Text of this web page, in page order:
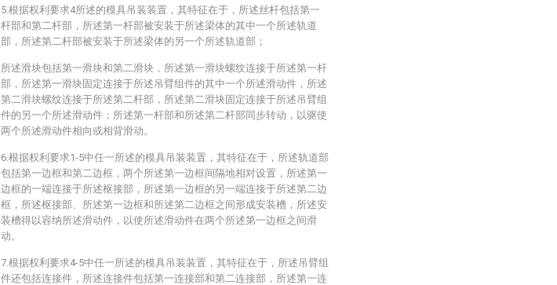
5.根据权利要求4所述的模具吊装装置，其特征在于，所述丝杆包括第一
杆部和第二杆部，所述第一杆部被安装于所述梁体的其中一个所述轨道
部，所述第二杆部被安装于所述梁体的另一个所述轨道部；
所述滑块包括第一滑块和第二滑块，所述第一滑块螺纹连接于所述第一杆
部，所述第一滑块固定连接于所述吊臂组件的其中一个所述滑动件，所述
第二滑块螺纹连接于所述第二杆部，所述第二滑块固定连接于所述吊臂组
件的另一个所述滑动件；所述第一杆部和所述第二杆部同步转动，以驱使
两个所述滑动件相向或相背滑动。
6.根据权利要求1-5中任一所述的模具吊装装置，其特征在于，所述轨道部
包括第一边框和第二边框，两个所述第一边框间隔地相对设置，所述第一
边框的一端连接于所述枢接部，所述第一边框的另一端连接于所述第二边
框，所述枢接部、所述第一边框和所述第二边框之间形成安装槽，所述安
装槽得以容纳所述滑动件，以使所述滑动件在两个所述第一边框之间滑
动。
7.根据权利要求4-5中任一所述的模具吊装装置，其特征在于，所述吊臂组
件还包括连接件，所述连接件包括第一连接部和第二连接部，所述第一连